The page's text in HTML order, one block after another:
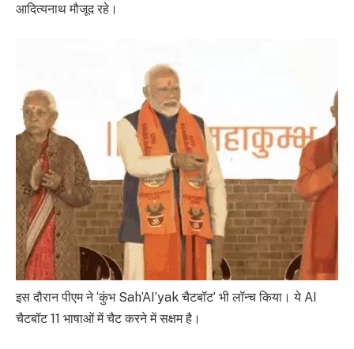
आदित्यनाथ मौजूद रहे।
इस दौरान पीएम ने ‘कुंभ Sah’AI’yak चैटबॉट’ भी लॉन्च किया। ये AI
चैटबॉट 11 भाषाओं में चैट करने में सक्षम है।